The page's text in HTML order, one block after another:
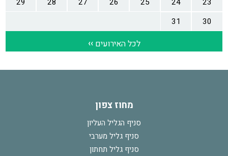
מחוז צפון
סניף הגליל העליון
סניף גליל מערבי
סניף גליל תחתון